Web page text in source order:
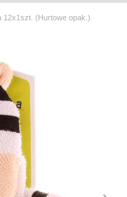
12x1szt. (Hurtowe opak.)